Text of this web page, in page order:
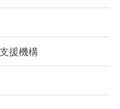
援機構